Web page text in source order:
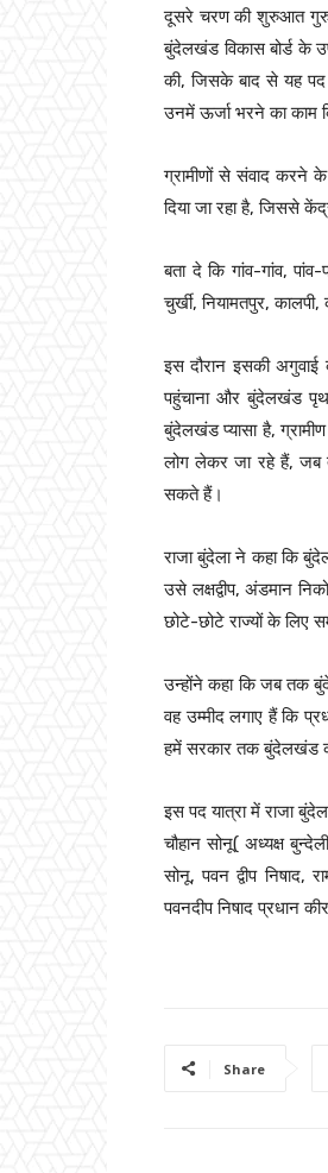
दूसरे चरण की शुरुआत
बुंदेलखंड विकास बोर्ड के
की, जिसके बाद से यह पद
उनमें ऊर्जा भरने का काम
ग्रामीणों से संवाद करने
दिया जा रहा है, जिससे
बता दे कि गांव-गांव,
चुर्खी, नियामतपुर,
इस दौरान इसकी अगुवाई
पहुंचाना और बुंदेलखंड
बुंदेलखंड प्यासा है,
लोग लेकर जा रहे हैं, जब
सकते हैं।
राजा बुंदेला ने कहा कि
उसे लक्षद्वीप, अंडमान
छोटे-छोटे राज्यों के लिए
उन्होंने कहा कि जब तक
वह उम्मीद लगाए हैं कि
हमें सरकार तक बुंदेलखंड की
इस पद यात्रा में राजा
चौहान सोनू( अध्यक्ष
सोनू, पवन द्वीप निषाद,
पवनदीप निषाद प्रधान
Share